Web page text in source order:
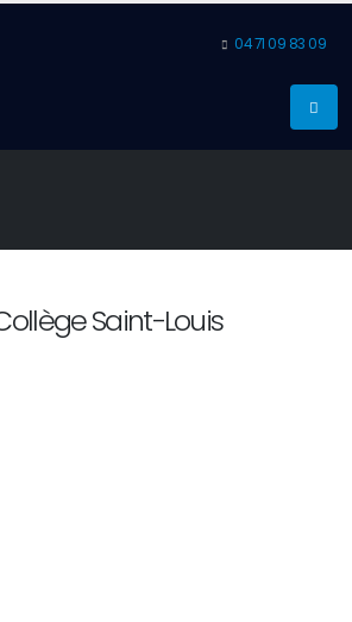
04 71 09 83 09
Saint-Louis